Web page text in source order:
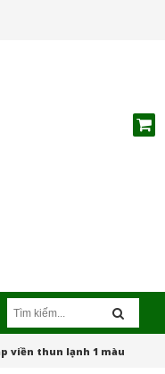
viền thun lạnh 1 màu